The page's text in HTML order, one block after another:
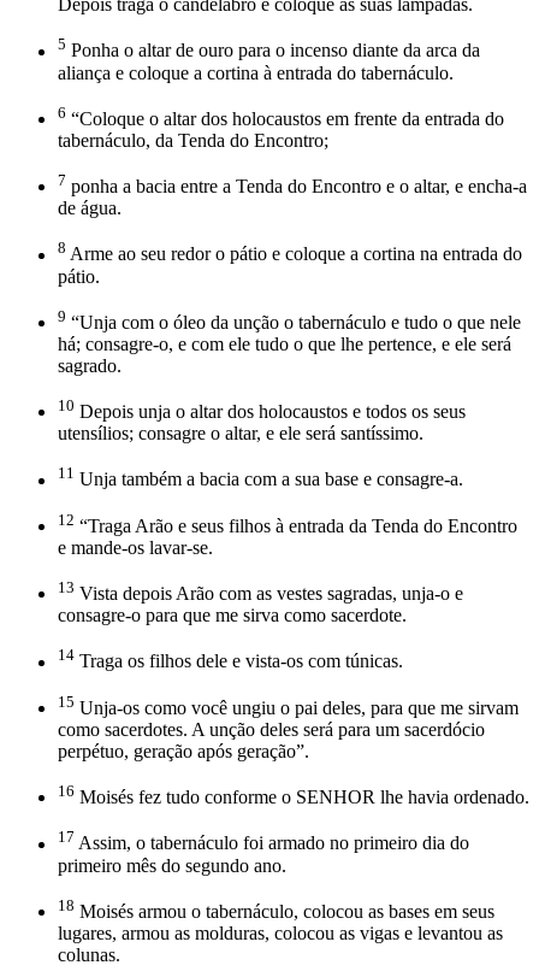
Depois traga o candelabro e coloque as suas lâmpadas.
5 Ponha o altar de ouro para o incenso diante da arca da
aliança e coloque a cortina à entrada do tabernáculo.
6 “Coloque o altar dos holocaustos em frente da entrada do
tabernáculo, da Tenda do Encontro;
7 ponha a bacia entre a Tenda do Encontro e o altar, e encha-a
de água.
8 Arme ao seu redor o pátio e coloque a cortina na entrada do
pátio.
9 “Unja com o óleo da unção o tabernáculo e tudo o que nele
há; consagre-o, e com ele tudo o que lhe pertence, e ele será
sagrado.
10 Depois unja o altar dos holocaustos e todos os seus
utensílios; consagre o altar, e ele será santíssimo.
11 Unja também a bacia com a sua base e consagre-a.
12 “Traga Arão e seus filhos à entrada da Tenda do Encontro
e mande-os lavar-se.
13 Vista depois Arão com as vestes sagradas, unja-o e
consagre-o para que me sirva como sacerdote.
14 Traga os filhos dele e vista-os com túnicas.
15 Unja-os como você ungiu o pai deles, para que me sirvam
como sacerdotes. A unção deles será para um sacerdócio
perpétuo, geração após geração”.
16 Moisés fez tudo conforme o SENHOR lhe havia ordenado.
17 Assim, o tabernáculo foi armado no primeiro dia do
primeiro mês do segundo ano.
18 Moisés armou o tabernáculo, colocou as bases em seus
lugares, armou as molduras, colocou as vigas e levantou as
colunas.